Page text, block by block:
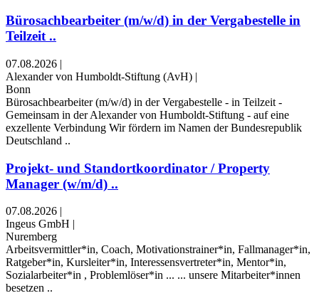
Bürosachbearbeiter (m/w/d) in der Vergabestelle in
Teilzeit ..
07.08.2026 |
Alexander von Humboldt-Stiftung (AvH) |
Bonn
Bürosachbearbeiter (m/w/d) in der Vergabestelle - in Teilzeit -
Gemeinsam in der Alexander von Humboldt-Stiftung - auf eine
exzellente Verbindung Wir fördern im Namen der Bundesrepublik
Deutschland ..
Projekt- und Standortkoordinator / Property
Manager (w/m/d) ..
07.08.2026 |
Ingeus GmbH |
Nuremberg
Arbeitsvermittler*in, Coach, Motivationstrainer*in, Fallmanager*in,
Ratgeber*in, Kursleiter*in, Interessensvertreter*in, Mentor*in,
Sozialarbeiter*in , Problemlöser*in ... ... unsere Mitarbeiter*innen
besetzen ..